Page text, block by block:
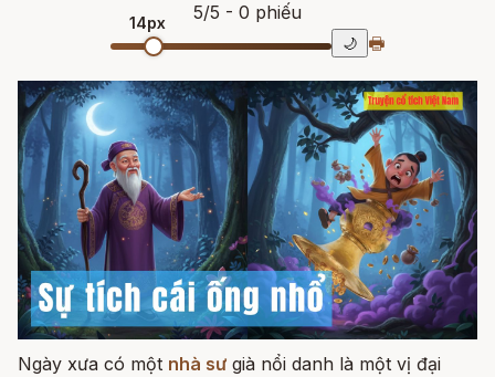
5/5 - 0 phiếu
14px
🌙 🖶
Ngày xưa có một nhà sư già nổi danh là một vị đại